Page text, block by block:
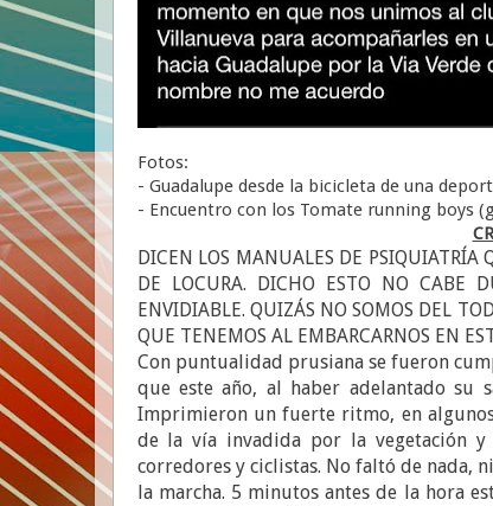
Fotos:
- Guadalupe desde la bicicleta de una
- Encuentro con los Tomate running boys
DICEN LOS MANUALES DE PSIQUIATRÍA
DE LOCURA. DICHO ESTO NO CABE
ENVIDIABLE. QUIZÁS NO SOMOS DEL
QUE TENEMOS AL EMBARCARNOS EN
Con puntualidad prusiana se fueron
que este año, al haber adelantado
Imprimieron un fuerte ritmo, en
de la vía invadida por la vegetación
corredores y ciclistas. No faltó de nada,
la marcha. 5 minutos antes de la hora